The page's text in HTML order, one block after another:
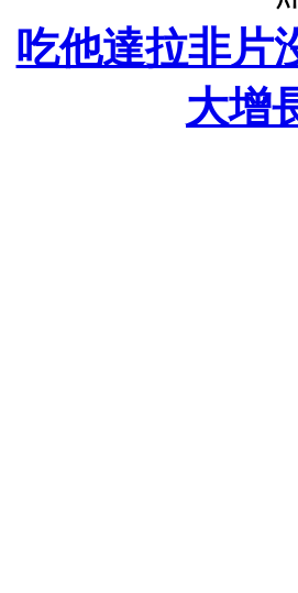
吃他達拉非片
大增